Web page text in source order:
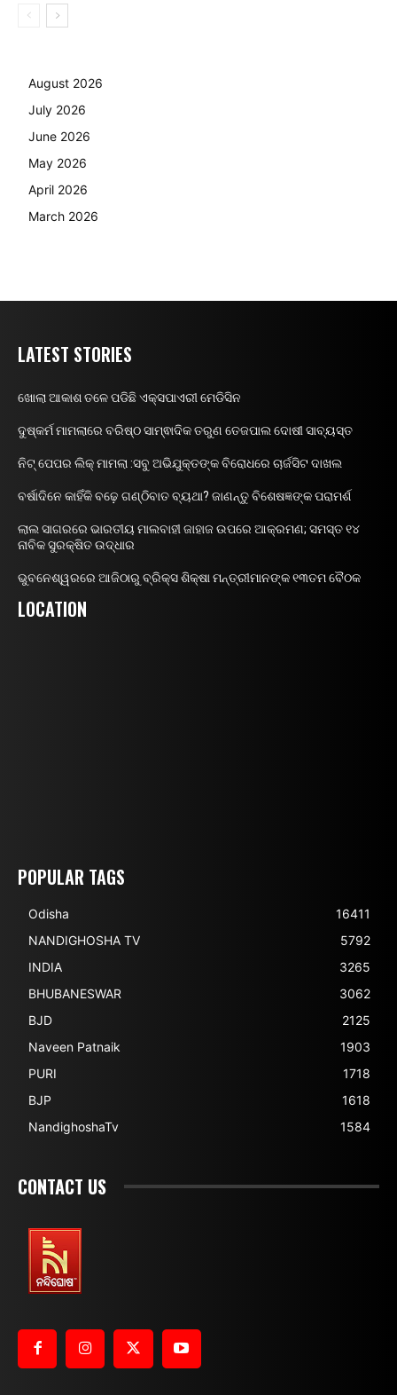
August 2026
July 2026
June 2026
May 2026
April 2026
March 2026
LATEST STORIES
ଖୋଲା ଆକାଶ ତଳେ ପଡିଛି ଏକ୍ସପାଏରୀ ମେଡିସିନ
ଦୁଷ୍କର୍ମ ମାମଲାରେ ବରିଷ୍ଠ ସାମ୍ଵାଦିକ ତରୁଣ ତେଜପାଲ ଦୋଷୀ ସାବ୍ୟସ୍ତ
ନିଟ୍ ପେପର ଲିକ୍ ମାମଲା :ସବୁ ଅଭିଯୁକ୍ତଙ୍କ ବିରୋଧରେ ଚାର୍ଜସିଟ ଦାଖଲ
ବର୍ଷାଦିନେ କାହିଁକି ବଢ଼େ ଗଣ୍ଠିବାତ ବ୍ୟଥା? ଜାଣନ୍ତୁ ବିଶେଷଜ୍ଞଙ୍କ ପରାମର୍ଶ
ଲାଲ ସାଗରରେ ଭାରତୀୟ ମାଲବାହୀ ଜାହାଜ ଉପରେ ଆକ୍ରମଣ; ସମସ୍ତ ୧୪
ନାବିକ ସୁରକ୍ଷିତ ଉଦ୍ଧାର
ଭୁବନେଶ୍ୱରରେ ଆଜିଠାରୁ ବ୍ରିକ୍ସ ଶିକ୍ଷା ମନ୍ତ୍ରୀମାନଙ୍କ ୧୩ତମ ବୈଠକ
LOCATION
POPULAR TAGS
Odisha
16411
NANDIGHOSHA TV
5792
INDIA
3265
BHUBANESWAR
3062
BJD
2125
Naveen Patnaik
1903
PURI
1718
BJP
1618
NandighoshaTv
1584
CONTACT US